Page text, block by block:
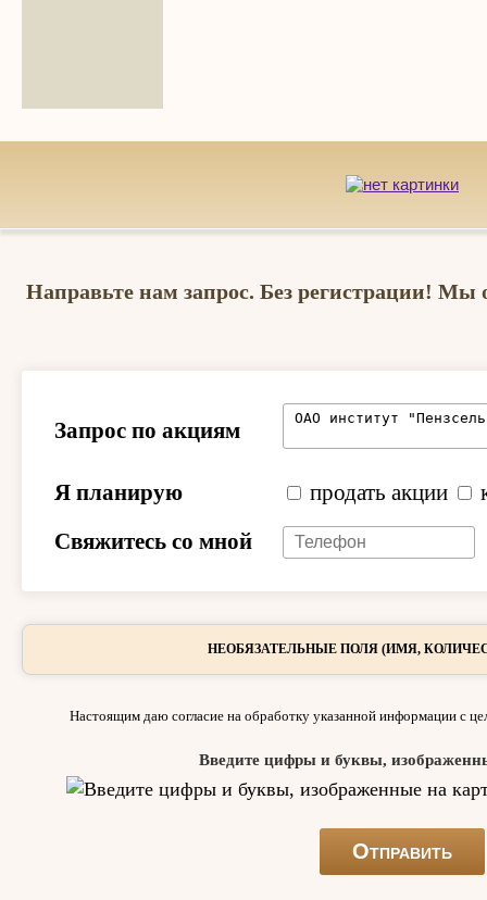
Направьте нам запрос. Без регистрации! Мы
Запрос по акциям
Я планирую продать акции
Свяжитесь со мной
НЕОБЯЗАТЕЛЬНЫЕ ПОЛЯ (ИМЯ,
Настоящим даю согласие на обработку указанной информации с
Введите цифры и буквы,